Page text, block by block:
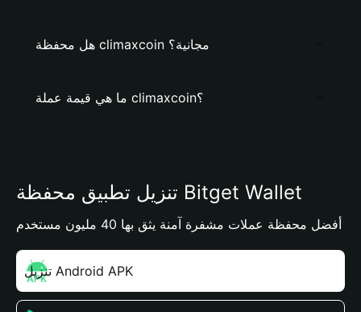
هل محفظة climaxcoin مجانية؟
ما هي قيمة عملة climaxcoin؟
تنزيل تطبيق محفظة Bitget Wallet
أفضل محفظة عملات مشفرة آمنة يثق بها 40 مليون مستخدم
تنزيل Android APK